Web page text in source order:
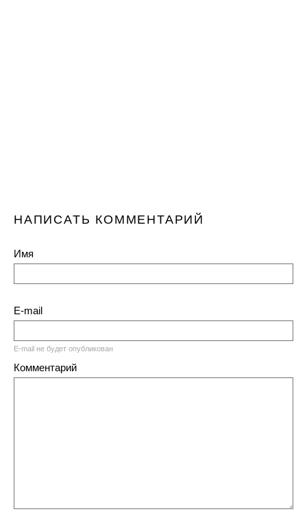
НАПИСАТЬ КОММЕНТАРИЙ
Имя
E-mail
E-mail не будет опубликован
Комментарий